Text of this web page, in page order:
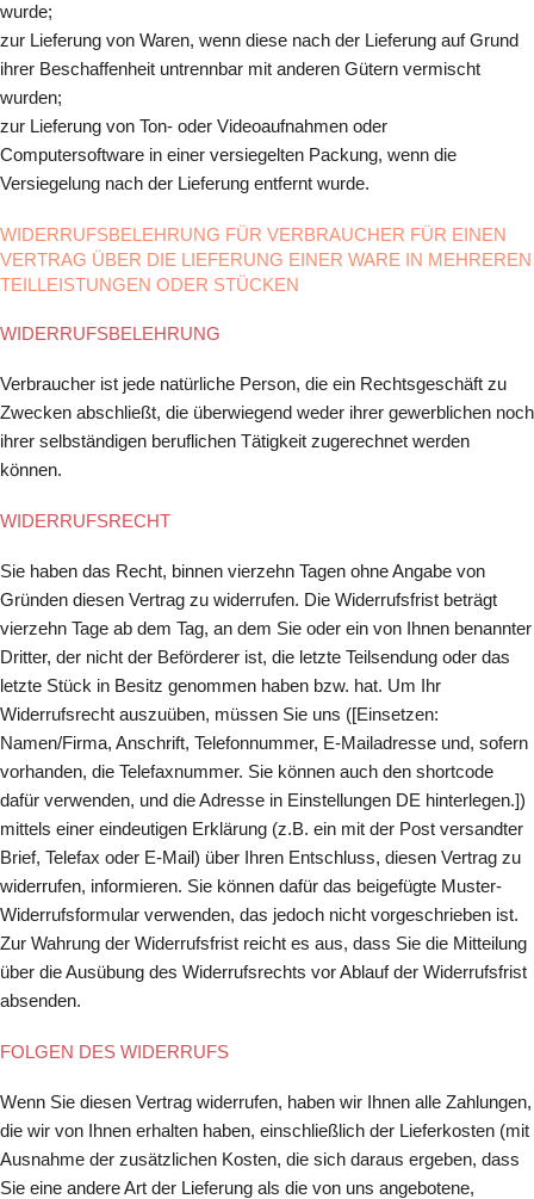
wurde;
zur Lieferung von Waren, wenn diese nach der Lieferung auf Grund
ihrer Beschaffenheit untrennbar mit anderen Gütern vermischt
wurden;
zur Lieferung von Ton- oder Videoaufnahmen oder
Computersoftware in einer versiegelten Packung, wenn die
Versiegelung nach der Lieferung entfernt wurde.
WIDERRUFSBELEHRUNG FÜR VERBRAUCHER FÜR EINEN
VERTRAG ÜBER DIE LIEFERUNG EINER WARE IN MEHREREN
TEILLEISTUNGEN ODER STÜCKEN
WIDERRUFSBELEHRUNG
Verbraucher ist jede natürliche Person, die ein Rechtsgeschäft zu
Zwecken abschließt, die überwiegend weder ihrer gewerblichen noch
ihrer selbständigen beruflichen Tätigkeit zugerechnet werden
können.
WIDERRUFSRECHT
Sie haben das Recht, binnen vierzehn Tagen ohne Angabe von
Gründen diesen Vertrag zu widerrufen. Die Widerrufsfrist beträgt
vierzehn Tage ab dem Tag, an dem Sie oder ein von Ihnen benannter
Dritter, der nicht der Beförderer ist, die letzte Teilsendung oder das
letzte Stück in Besitz genommen haben bzw. hat. Um Ihr
Widerrufsrecht auszuüben, müssen Sie uns ([Einsetzen:
Namen/Firma, Anschrift, Telefonnummer, E-Mailadresse und, sofern
vorhanden, die Telefaxnummer. Sie können auch den shortcode
dafür verwenden, und die Adresse in Einstellungen DE hinterlegen.])
mittels einer eindeutigen Erklärung (z.B. ein mit der Post versandter
Brief, Telefax oder E-Mail) über Ihren Entschluss, diesen Vertrag zu
widerrufen, informieren. Sie können dafür das beigefügte Muster-
Widerrufsformular verwenden, das jedoch nicht vorgeschrieben ist.
Zur Wahrung der Widerrufsfrist reicht es aus, dass Sie die Mitteilung
über die Ausübung des Widerrufsrechts vor Ablauf der Widerrufsfrist
absenden.
FOLGEN DES WIDERRUFS
Wenn Sie diesen Vertrag widerrufen, haben wir Ihnen alle Zahlungen,
die wir von Ihnen erhalten haben, einschließlich der Lieferkosten (mit
Ausnahme der zusätzlichen Kosten, die sich daraus ergeben, dass
Sie eine andere Art der Lieferung als die von uns angebotene,